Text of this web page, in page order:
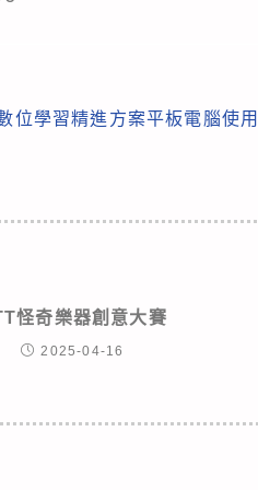
位學習精進方案平板電腦使
怪奇樂器創意大賽
2025-04-16